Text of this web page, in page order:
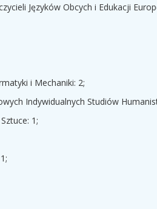
Języków Obcych i Edukacji
i Mechaniki: 2;
Indywidualnych Studiów
1;